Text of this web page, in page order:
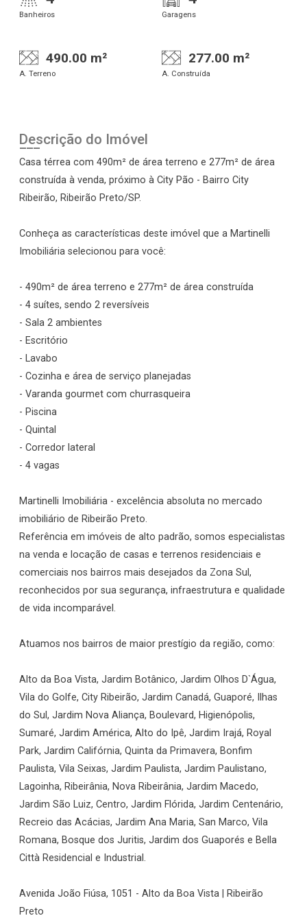
Banheiros Garagens
490.00 m²
A. Terreno
277.00 m²
A. Construída
Descrição do Imóvel
Casa térrea com 490m² de área terreno e 277m² de área
construída à venda, próximo à City Pão - Bairro City
Ribeirão, Ribeirão Preto/SP.
Conheça as características deste imóvel que a Martinelli
Imobiliária selecionou para você:
- 490m² de área terreno e 277m² de área construída
- 4 suítes, sendo 2 reversíveis
- Sala 2 ambientes
- Escritório
- Lavabo
- Cozinha e área de serviço planejadas
- Varanda gourmet com churrasqueira
- Piscina
- Quintal
- Corredor lateral
- 4 vagas
Martinelli Imobiliária - excelência absoluta no mercado
imobiliário de Ribeirão Preto.
Referência em imóveis de alto padrão, somos especialistas
na venda e locação de casas e terrenos residenciais e
comerciais nos bairros mais desejados da Zona Sul,
reconhecidos por sua segurança, infraestrutura e qualidade
de vida incomparável.
Atuamos nos bairros de maior prestígio da região, como:
Alto da Boa Vista, Jardim Botânico, Jardim Olhos D`Água,
Vila do Golfe, City Ribeirão, Jardim Canadá, Guaporé, Ilhas
do Sul, Jardim Nova Aliança, Boulevard, Higienópolis,
Sumaré, Jardim América, Alto do Ipê, Jardim Irajá, Royal
Park, Jardim Califórnia, Quinta da Primavera, Bonfim
Paulista, Vila Seixas, Jardim Paulista, Jardim Paulistano,
Lagoinha, Ribeirânia, Nova Ribeirânia, Jardim Macedo,
Jardim São Luiz, Centro, Jardim Flórida, Jardim Centenário,
Recreio das Acácias, Jardim Ana Maria, San Marco, Vila
Romana, Bosque dos Juritis, Jardim dos Guaporés e Bella
Città Residencial e Industrial.
Avenida João Fiúsa, 1051 - Alto da Boa Vista | Ribeirão
Preto